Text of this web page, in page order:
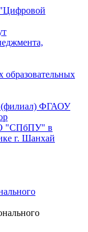
(филиал) ФГАОУ
"СПбПУ" в
г. Шанхай